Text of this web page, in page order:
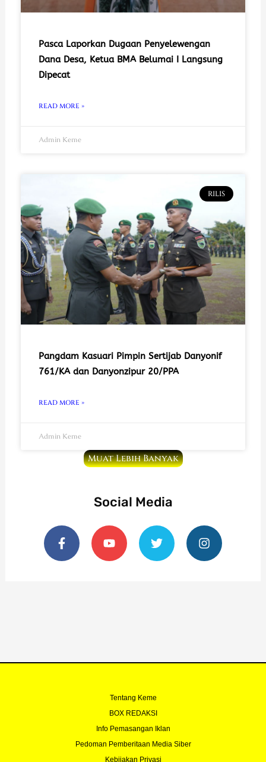
Pasca Laporkan Dugaan Penyelewengan
Dana Desa, Ketua BMA Belumai I Langsung
Dipecat
READ MORE »
Admin Keme
RILIS
Pangdam Kasuari Pimpin Sertijab Danyonif
761/KA dan Danyonzipur 20/PPA
READ MORE »
Admin Keme
Muat Lebih Banyak
Social Media
F
a
c
e
Y
o
u
t
T
w
i
t
I
n
s
t
Tentang Keme
BOX REDAKSI
Info Pemasangan Iklan
Pedoman Pemberitaan Media Siber
Kebijakan Privasi